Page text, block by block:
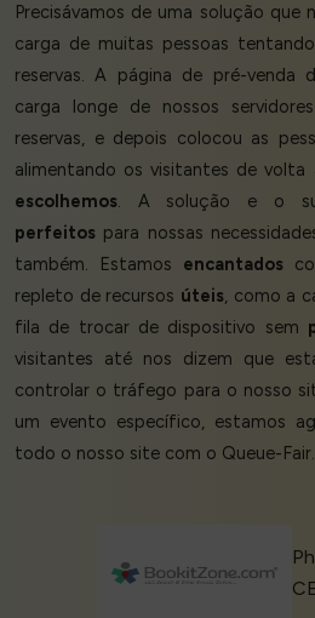
Precisávamos de uma solução que
carga de muitas pessoas
reservas. A página de pré-venda
carga longe de nossos
reservas, e depois colocou as
alimentando os visitantes de volta
escolhemos. A solução e o
perfeitos para nossas
também. Estamos encantados
repleto de recursos úteis, como a
fila de trocar de dispositivo sem
visitantes até nos dizem que
controlar o tráfego para o nosso
um evento específico, estamos
todo o nosso site com o Queue-